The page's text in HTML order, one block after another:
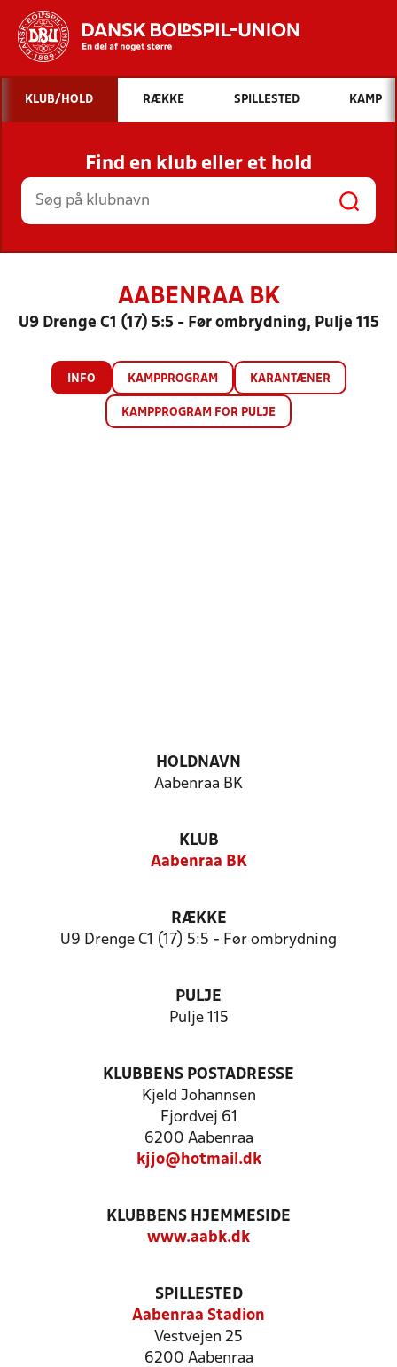
Hvad vil du søge efter?
INDHOLD OG NYHEDER
STILLINGER, RESULTATER, KLUBBER OG
HOLD
KLUB/HOLD RÆKKE SPILLESTED KAMP
Find en klub eller et hold
AABENRAA BK
U9 Drenge C1 (17) 5:5 - Før ombrydning, Pulje 115
INFO KAMPPROGRAM KARANTÆNER
KAMPPROGRAM FOR PULJE
HOLDNAVN
Aabenraa BK
KLUB
Aabenraa BK
RÆKKE
U9 Drenge C1 (17) 5:5 - Før ombrydning
PULJE
Pulje 115
KLUBBENS POSTADRESSE
Kjeld Johannsen
Fjordvej 61
6200 Aabenraa
kjjo@hotmail.dk
KLUBBENS HJEMMESIDE
www.aabk.dk
SPILLESTED
Aabenraa Stadion
Vestvejen 25
6200 Aabenraa